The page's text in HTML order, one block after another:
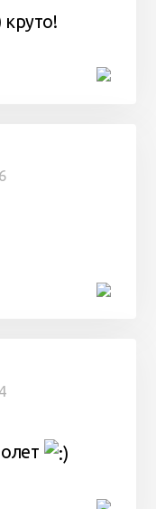
круто!